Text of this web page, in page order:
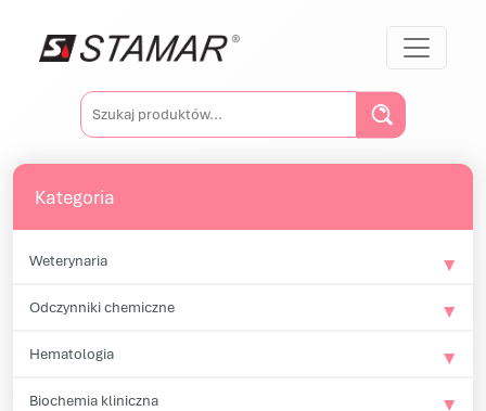
Main Navigation
Szukaj:
Kategoria
Weterynaria
Odczynniki chemiczne
Hematologia
Biochemia kliniczna